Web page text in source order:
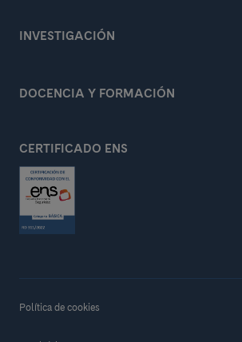
INVESTIGACIÓN
DOCENCIA Y FORMACIÓN
CERTIFICADO ENS
Política de cookies